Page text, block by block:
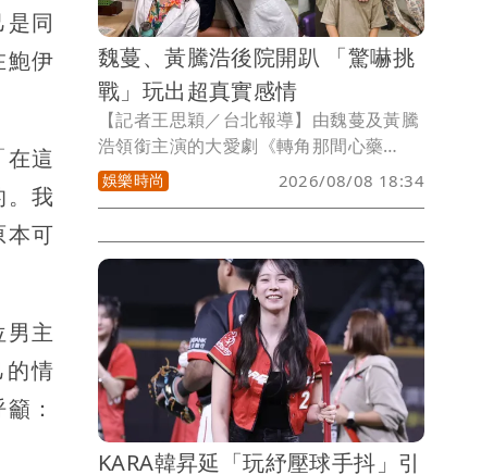
同
鮑伊
這
我
本可
主
情
：
魏蔓、黃騰浩後院開趴 「驚嚇挑
戰」玩出超真實感情
【記者王思穎／台北報導】由魏蔓及黃騰
浩領銜主演的大愛劇《轉角那間心藥
局》，劇情有著多樣的父子關係。黃騰浩
與童星吳宥儒之間的親子關係，父親的角
望子成龍的高壓下而叛逆等。
娛樂時尚 2026/08/08 18:34
KARA韓昇延「玩紓壓球手抖」引